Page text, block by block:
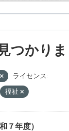
つかり
ライセンス:
福祉
７年度）